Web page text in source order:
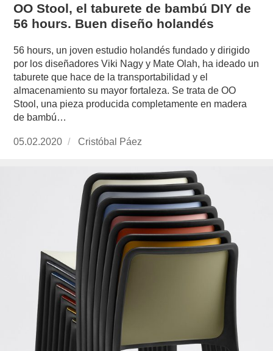
OO Stool, el taburete de bambú DIY de
56 hours. Buen diseño holandés
56 hours, un joven estudio holandés fundado y dirigido
por los diseñadores Viki Nagy y Mate Olah, ha ideado un
taburete que hace de la transportabilidad y el
almacenamiento su mayor fortaleza. Se trata de OO
Stool, una pieza producida completamente en madera
de bambú…
Publicado
05.02.2020
https://www.experimenta.es/author/cristobal-
Cristóbal Páez